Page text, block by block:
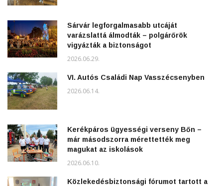
Sárvár legforgalmasabb utcáját
varázslattá álmodták – polgárőrök
vigyázták a biztonságot
2026.06.29.
VI. Autós Családi Nap Vasszécsenyben
2026.06.14.
Kerékpáros ügyességi verseny Bőn –
már másodszorra mérettették meg
magukat az iskolások
2026.06.10.
Közlekedésbiztonsági fórumot tartott a